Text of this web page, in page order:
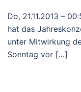
Do, 21.11.2013 –
hat das
unter Mitwirkung
Sonntag vor […]